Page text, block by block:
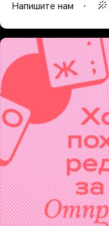
Напишите нам